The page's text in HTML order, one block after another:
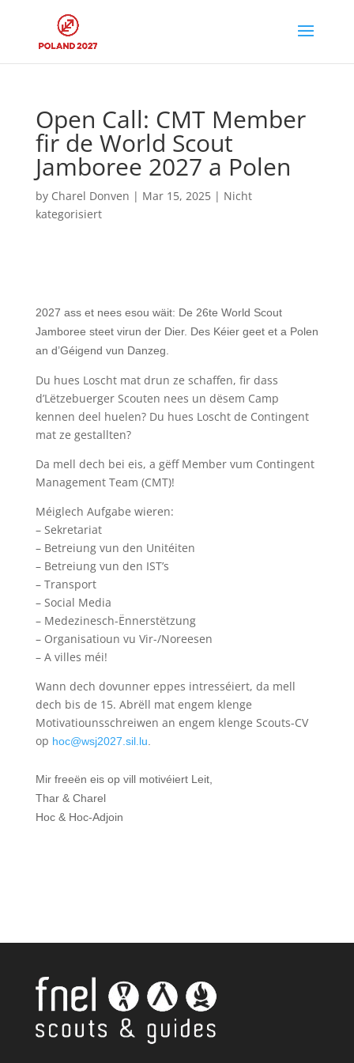
Open Call: CMT Member
fir de World Scout
Jamboree 2027 a Polen
by Charel Donven | Mar 15, 2025| Nicht
kategorisiert
2027 ass et nees esou wäit: De 26te World Scout
Jamboree steet virun der Dier. Des Kéier geet et a Polen
an d’Géigend vun Danzeg.
Du hues Loscht mat drun ze schaffen, fir dass
d’Lëtzebuerger Scouten nees un dësem Camp
kennen deel huelen? Du hues Loscht de Contingent
mat ze gestallten?
Da mell dech bei eis, a gëff Member vum Contingent
Management Team (CMT)!
Méiglech Aufgabe wieren:
– Sekretariat
– Betreiung vun den Unitéiten
– Betreiung vun den IST’s
– Transport
– Social Media
– Medezinesch-Ënnerstëtzung
– Organisatioun vu Vir-/Noreesen
– A villes méi!
Wann dech dovunner eppes intresséiert, da mell
dech bis de 15. Abrëll mat engem klenge
Motivatiounsschreiwen an engem klenge Scouts-CV
op hoc@wsj2027.sil.lu
Mir freeën eis op vill motivéiert Leit,
Thar & Charel
Hoc & Hoc-Adjoin